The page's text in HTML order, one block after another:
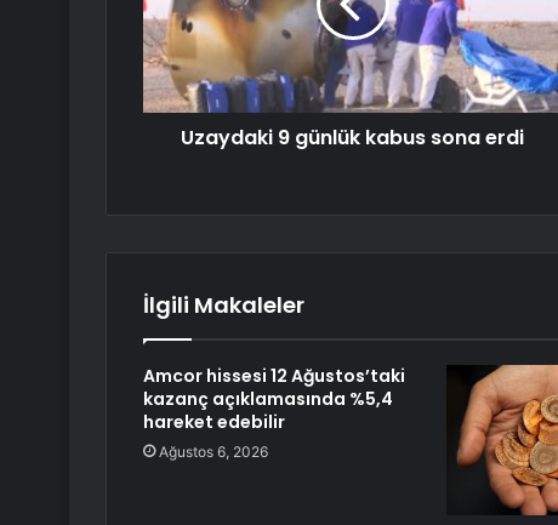
Uzaydaki 9 günlük kabus sona erdi
İlgili Makaleler
Amcor hissesi 12 Ağustos’taki
kazanç açıklamasında %5,4
hareket edebilir
Ağustos 6, 2026